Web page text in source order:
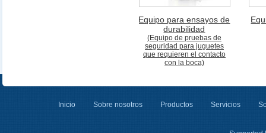
Equipo para ensayos de
durabilidad
(Equipo de pruebas de
seguridad para juguetes
que requieren el contacto
con la boca)
Inicio Sobre nosotros Productos Servicios